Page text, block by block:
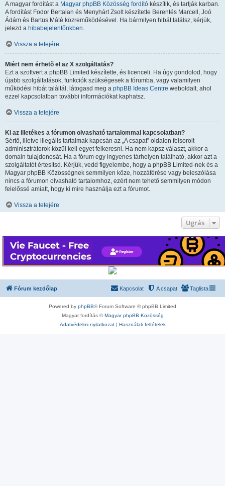
A magyar fordítást a Magyar phpBB Közösség fordító készítik, és tartják karban.
A fordítást Fodor Bertalan és Menyhárt Zsolt készítette Berentés Marcell, Joó
Ádám és Bartus Máté közreműködésével. Ha bármilyen hibát találsz, kérjük,
jelezd a hibabejelentőnkben.
Vissza a tetejére
Miért nem érhető el az X szolgáltatás?
Ezt a szoftvert a phpBB Limited készítette, és licenceli. Ha úgy gondolod, hogy
újabb szolgáltatások, funkciók szükségesek a fórumba, vagy valamilyen
működési hibát találtál, látogasd meg a phpBB Ideas Centre weboldalt, ahol
ezzel kapcsolatban további információkat kaphatsz.
Vissza a tetejére
Ki az illetékes a fórumon olvasható tartalommal kapcsolatban?
Sértő, illetve illegális tartalmak kapcsán az „A csapat” oldalon felsorolt
adminisztrátorok közül kell egyet felkeresni. Ha nem kapsz választ, akkor a
domain tulajdonosát. Ha a fórum egy ingyenes tárhelyen található, akkor azt a
szolgáltatót értesítsd. Kérjük, vedd figyelembe, hogy a phpBB Limited-nek és a
Magyar phpBB Közösségnek semmilyen köze, hozzáférése vagy beleszólása
nincs a fórumon olvasható tartalomhoz, ezért nem tehető semmilyen módon
felelőssé amiatt, hogy ki mire használja ezt a fórumot.
Vissza a tetejére
Ugrás
Fórum kezdőlap Taglista
A csapat
Kapcsolat
Powered by phpBB® Forum Software © phpBB Limited
Magyar fordítás ©Magyar phpBB Közösség
Adatvédelmi nyilatkozat| Használati feltételek